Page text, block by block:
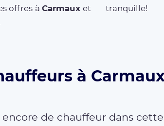
offres àCarmaux et
tranquille!
à
encore de chauffeur dans